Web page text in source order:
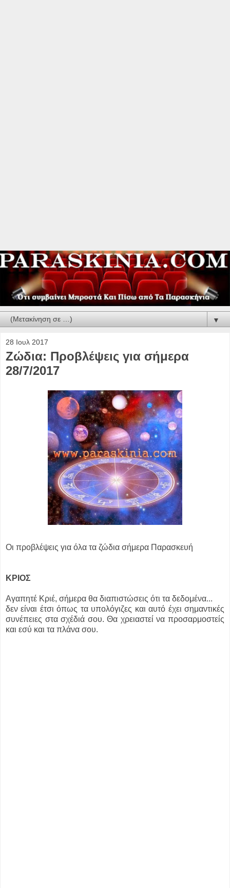
▼
28 Ιουλ 2017
Ζώδια: Προβλέψεις για σήμερα
28/7/2017
Οι προβλέψεις για όλα τα ζώδια σήμερα Παρασκευή
ΚΡΙΟΣ
Αγαπητέ Κριέ, σήμερα θα διαπιστώσεις ότι τα δεδομένα...
δεν είναι έτσι όπως τα υπολόγιζες και αυτό έχει σημαντικές
συνέπειες στα σχέδιά σου. Θα χρειαστεί να προσαρμοστείς
και εσύ και τα πλάνα σου.